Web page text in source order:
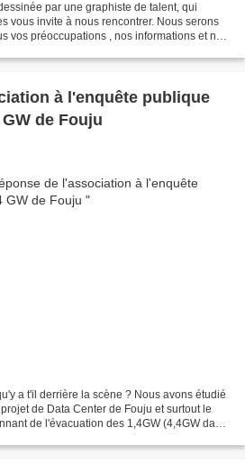
par une graphiste de talent, qui
vous invite à nous rencontrer. Nous serons
vos préoccupations , nos informations et nos
à l'enquête publique
de Fouju
a t'il derrière la scène ? Nous avons étudié
de Data Center de Fouju et surtout le
de l'évacuation des 1,4GW (4,4GW dans